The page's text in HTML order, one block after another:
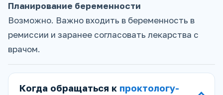
Планирование беременности
Возможно. Важно входить в беременность в
ремиссии и заранее согласовать лекарства с
врачом.
Когда обращаться к проктологу-